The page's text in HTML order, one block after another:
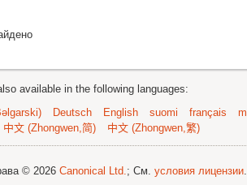
available in the following languages:
Deutsch English suomi français
中文 (Zhongwen,简) 中文 (Zhongwen,繁)
© 2026 Canonical Ltd.; См. условия лицензии